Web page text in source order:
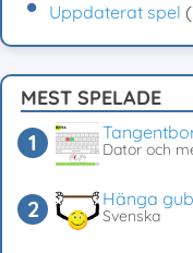
Uppdaterat spel
MEST SPELADE
Dator och
Hänga
Svenska